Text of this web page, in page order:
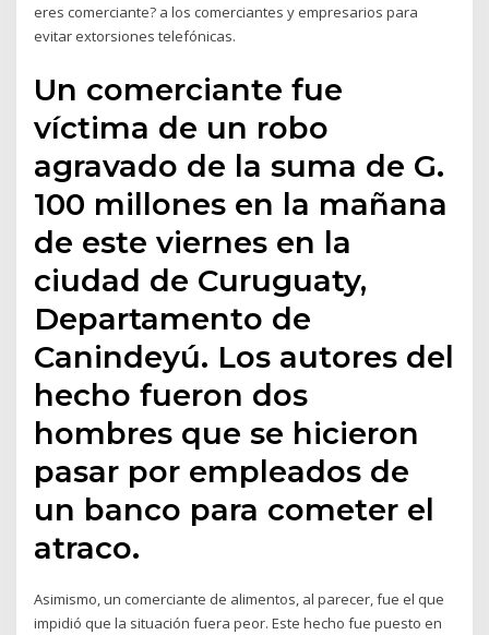
eres comerciante? a los comerciantes y empresarios para
evitar extorsiones telefónicas.
Un comerciante fue
víctima de un robo
agravado de la suma de G.
100 millones en la mañana
de este viernes en la
ciudad de Curuguaty,
Departamento de
Canindeyú. Los autores del
hecho fueron dos
hombres que se hicieron
pasar por empleados de
un banco para cometer el
atraco.
Asimismo, un comerciante de alimentos, al parecer, fue el que
impidió que la situación fuera peor. Este hecho fue puesto en